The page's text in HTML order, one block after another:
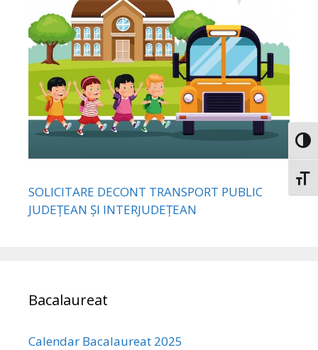
SOLICITARE DECONT TRANSPORT PUBLIC
JUDEȚEAN ȘI INTERJUDEȚEAN
Bacalaureat
Calendar Bacalaureat 2025